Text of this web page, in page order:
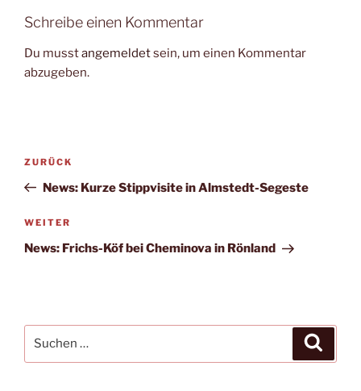
Schreibe einen Kommentar
Du musstangemeldetsein, um einen Kommentar
abzugeben.
Beitragsnavigation
Vorheriger
Beitrag
ZURÜCK
News: Kurze Stippvisite in Almstedt-Segeste
Nächster
Beitrag
WEITER
News: Frichs-Köf bei Cheminova in Rönland
nach: